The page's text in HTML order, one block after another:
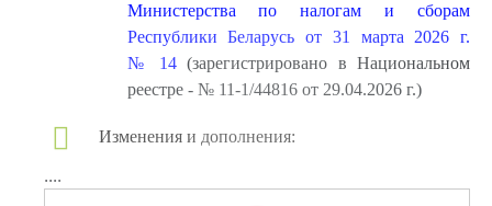
Министерства по налогам и сборам
Республики Беларусь от 31 марта 2026 г.
№ 14 (зарегистрировано в Национальном
реестре - № 11-1/44816 от 29.04.2026 г.)
Изменения и дополнения:
....